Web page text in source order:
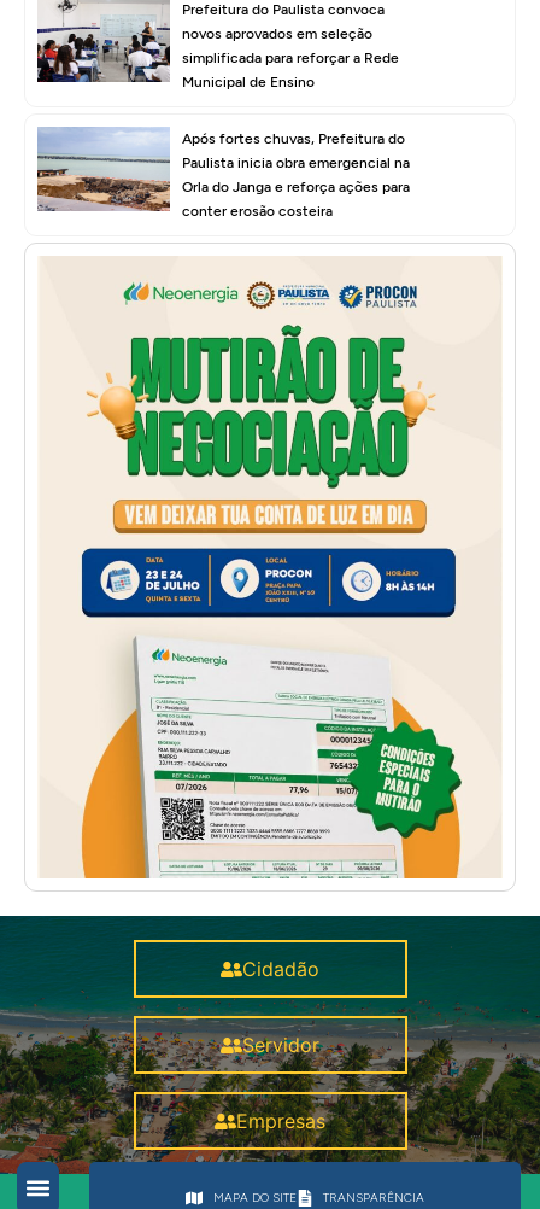
Prefeitura do Paulista convoca
novos aprovados em seleção
simplificada para reforçar a Rede
Municipal de Ensino
Após fortes chuvas, Prefeitura do
Paulista inicia obra emergencial na
Orla do Janga e reforça ações para
conter erosão costeira
Cidadão
Servidor
Empresas
MAPA DO SITE TRANSPARÊNCIA